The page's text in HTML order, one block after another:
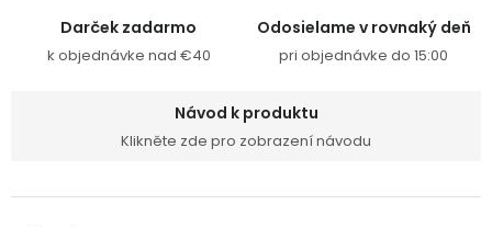
Darček zadarmo
k objednávke nad €40
Odosielame v rovnaký deň
pri objednávke do 15:00
Návod k produktu
Klikněte zde pro zobrazení návodu